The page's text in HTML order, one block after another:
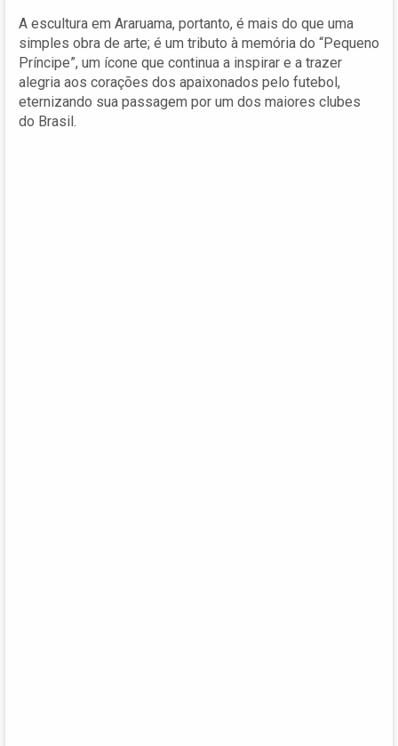
A escultura em Araruama, portanto, é mais do que uma
simples obra de arte; é um tributo à memória do “Pequeno
Príncipe”, um ícone que continua a inspirar e a trazer
alegria aos corações dos apaixonados pelo futebol,
eternizando sua passagem por um dos maiores clubes
do Brasil.